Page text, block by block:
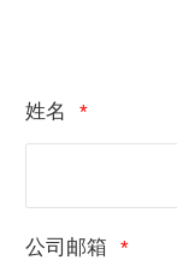
姓名
公司邮箱